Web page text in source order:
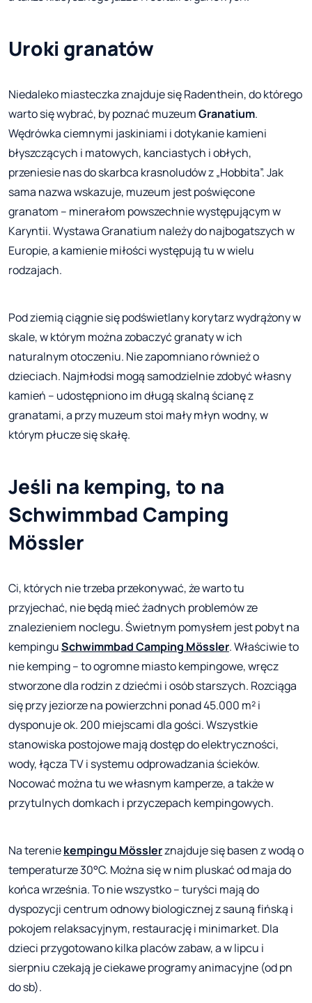
Uroki granatów
Niedaleko miasteczka znajduje się Radenthein, do którego
warto się wybrać, by poznać muzeumGranatium.
Wędrówka ciemnymi jaskiniami i dotykanie kamieni
błyszczących i matowych, kanciastych i obłych,
przeniesie nas do skarbca krasnoludów z „Hobbita”. Jak
sama nazwa wskazuje, muzeum jest poświęcone
granatom – minerałom powszechnie występującym w
Karyntii. Wystawa Granatium należy do najbogatszych w
Europie, a kamienie miłości występują tu w wielu
rodzajach.
Pod ziemią ciągnie się podświetlany korytarz wydrążony w
skale, w którym można zobaczyć granaty w ich
naturalnym otoczeniu. Nie zapomniano również o
dzieciach. Najmłodsi mogą samodzielnie zdobyć własny
kamień – udostępniono im długą skalną ścianę z
granatami, a przy muzeum stoi mały młyn wodny, w
którym płucze się skałę.
Jeśli na kemping, to na
Schwimmbad Camping
Mössler
Ci, których nie trzeba przekonywać, że warto tu
przyjechać, nie będą mieć żadnych problemów ze
znalezieniem noclegu. Świetnym pomysłem jest pobyt na
kempinguSchwimmbad Camping Mössler. Właściwie to
nie kemping – to ogromne miasto kempingowe, wręcz
stworzone dla rodzin z dziećmi i osób starszych. Rozciąga
się przy jeziorze na powierzchni ponad 45.000 m² i
dysponuje ok. 200 miejscami dla gości. Wszystkie
stanowiska postojowe mają dostęp do elektryczności,
wody, łącza TV i systemu odprowadzania ścieków.
Nocować można tu we własnym kamperze, a także w
przytulnych domkach i przyczepach kempingowych.
Na tereniekempingu Mösslerznajduje się basen z wodą o
temperaturze 30°C. Można się w nim pluskać od maja do
końca września. To nie wszystko – turyści mają do
dyspozycji centrum odnowy biologicznej z sauną fińską i
pokojem relaksacyjnym, restaurację i minimarket. Dla
dzieci przygotowano kilka placów zabaw, a w lipcu i
sierpniu czekają je ciekawe programy animacyjne (od pn
do sb).